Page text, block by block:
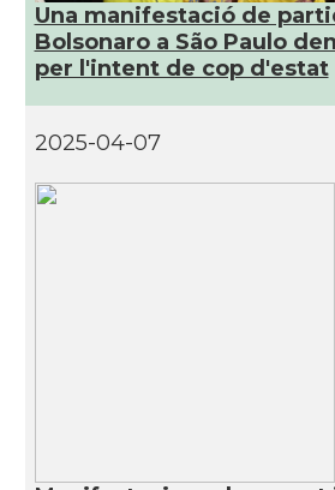
Una manifestació de
Bolsonaro a São Paulo
per l'intent de cop d'estat
2025-04-07